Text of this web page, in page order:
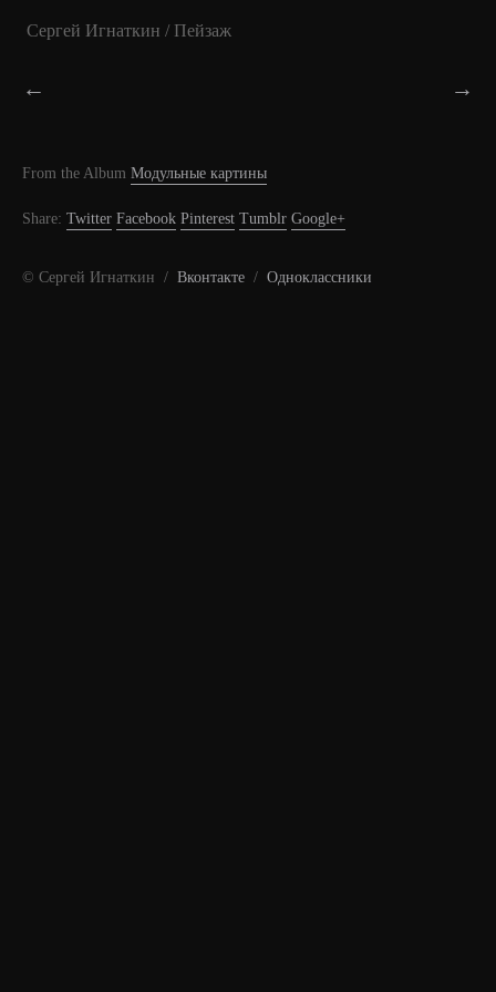
Сергей Игнаткин / Пейзаж
← →
From the Album Модульные картины
Share: Twitter Facebook Pinterest Tumblr Google+
© Сергей Игнаткин / Вконтакте / Одноклассники